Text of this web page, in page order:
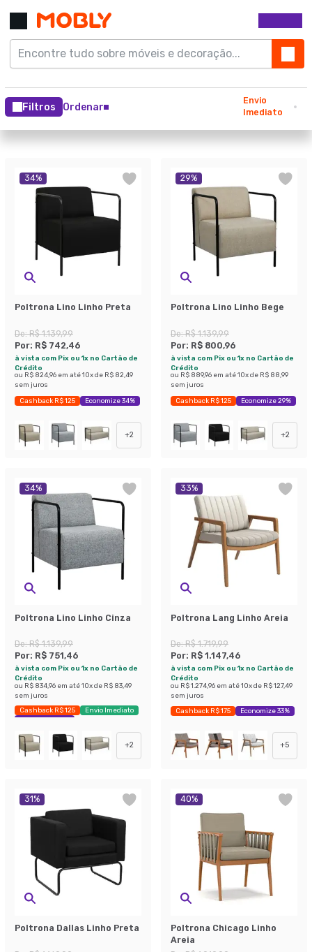
Filtros Ordenar
Envio
Imediato
34%
Poltrona Lino Linho Preta
De:R$ 1.139,99
Por: R$ 742,46
à vista com Pix ou 1x no Cartão de
Crédito
ou R$ 824,96 em até10x de R$ 82,49
sem juros
Cashback R$ 125 Economize 34%
+2
29%
Poltrona Lino Linho Bege
De:R$ 1.139,99
Por: R$ 800,96
à vista com Pix ou 1x no Cartão de
Crédito
ou R$ 889,96 em até10x de R$ 88,99
sem juros
Cashback R$ 125 Economize 29%
+2
34%
Poltrona Lino Linho Cinza
De:R$ 1.139,99
Por: R$ 751,46
à vista com Pix ou 1x no Cartão de
Crédito
ou R$ 834,96 em até10x de R$ 83,49
sem juros
Cashback R$ 125
Envio Imediato
Economize 34%
+2
33%
Poltrona Lang Linho Areia
De:R$ 1.719,99
Por: R$ 1.147,46
à vista com Pix ou 1x no Cartão de
Crédito
ou R$ 1.274,96 em até10x de R$ 127,49
sem juros
Cashback R$ 175 Economize 33%
+5
31%
Poltrona Dallas Linho Preta
40%
Poltrona Chicago Linho
Areia